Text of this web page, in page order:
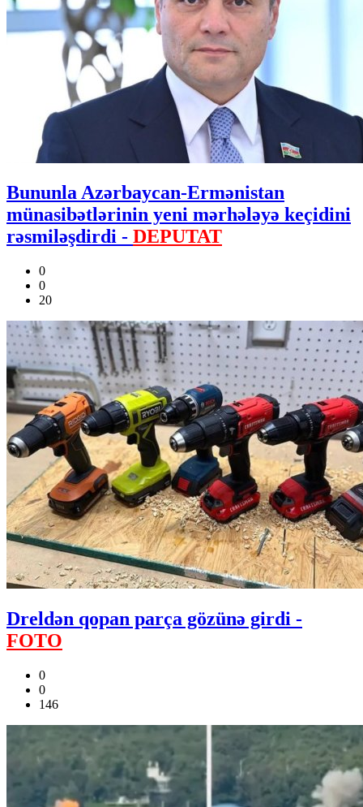
Bununla Azərbaycan-Ermənistan
münasibətlərinin yeni mərhələyə keçidini
rəsmiləşdirdi - DEPUTAT
0
0
20
Dreldən qopan parça gözünə girdi -
FOTO
0
0
146